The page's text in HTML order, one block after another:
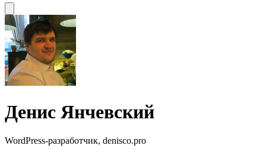
Денис Янчевский
WordPress-разработчик, denisco.pro